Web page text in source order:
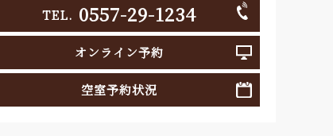
TEL. 0557-29-1234
オンライン予約
空室予約状況